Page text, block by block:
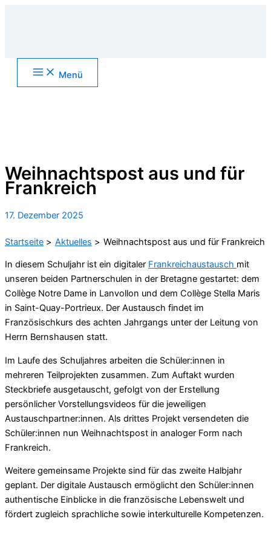
Main
Menu Menü
Weihnachtspost aus und für
Frankreich
17. Dezember 2025
Startseite Aktuelles Weihnachtspost aus und für Frankreich
In diesem Schuljahr ist ein digitaler Frankreichaustausch mit
unseren beiden Partnerschulen in der Bretagne gestartet: dem
Collège Notre Dame in Lanvollon und dem Collège Stella Maris
in Saint-Quay-Portrieux. Der Austausch findet im
Französischkurs des achten Jahrgangs unter der Leitung von
Herrn Bernshausen statt.
Im Laufe des Schuljahres arbeiten die Schüler:innen in
mehreren Teilprojekten zusammen. Zum Auftakt wurden
Steckbriefe ausgetauscht, gefolgt von der Erstellung
persönlicher Vorstellungsvideos für die jeweiligen
Austauschpartner:innen. Als drittes Projekt versendeten die
Schüler:innen nun Weihnachtspost in analoger Form nach
Frankreich.
Weitere gemeinsame Projekte sind für das zweite Halbjahr
geplant. Der digitale Austausch ermöglicht den Schüler:innen
authentische Einblicke in die französische Lebenswelt und
fördert zugleich sprachliche sowie interkulturelle Kompetenzen.